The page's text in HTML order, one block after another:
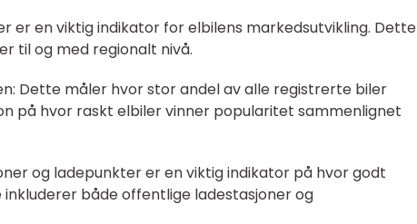
er en viktig indikator for elbilens markedsutvikling. Dette
til og med regionalt nivå.
Dette måler hvor stor andel av alle registrerte biler
på hvor raskt elbiler vinner popularitet sammenlignet
og ladepunkter er en viktig indikator på hvor godt
både offentlige ladestasjoner og